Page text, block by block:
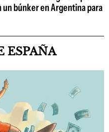
búnker en Argentina para
ESPAÑA